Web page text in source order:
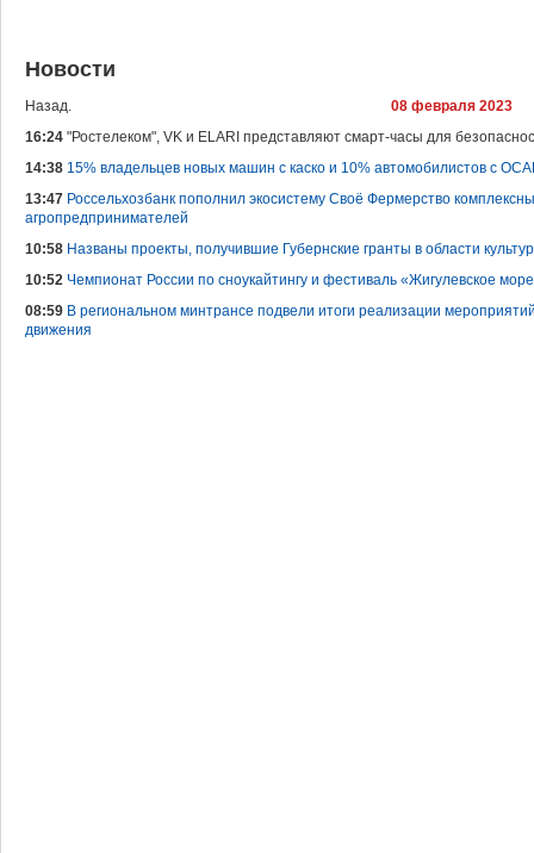
Новости
Назад.
08 февраля 2023
16:24 "Ростелеком", VK и ELARI представляют смарт-часы для
14:38 15% владельцев новых машин с каско и 10% автомобилистов с
13:47 Россельхозбанк пополнил экосистему Своё Фермерство
агропредпринимателей
10:58 Названы проекты, получившие Губернские гранты в области
10:52 Чемпионат России по сноукайтингу и фестиваль «Жигулевское
08:59 В региональном минтрансе подвели итоги реализации
движения